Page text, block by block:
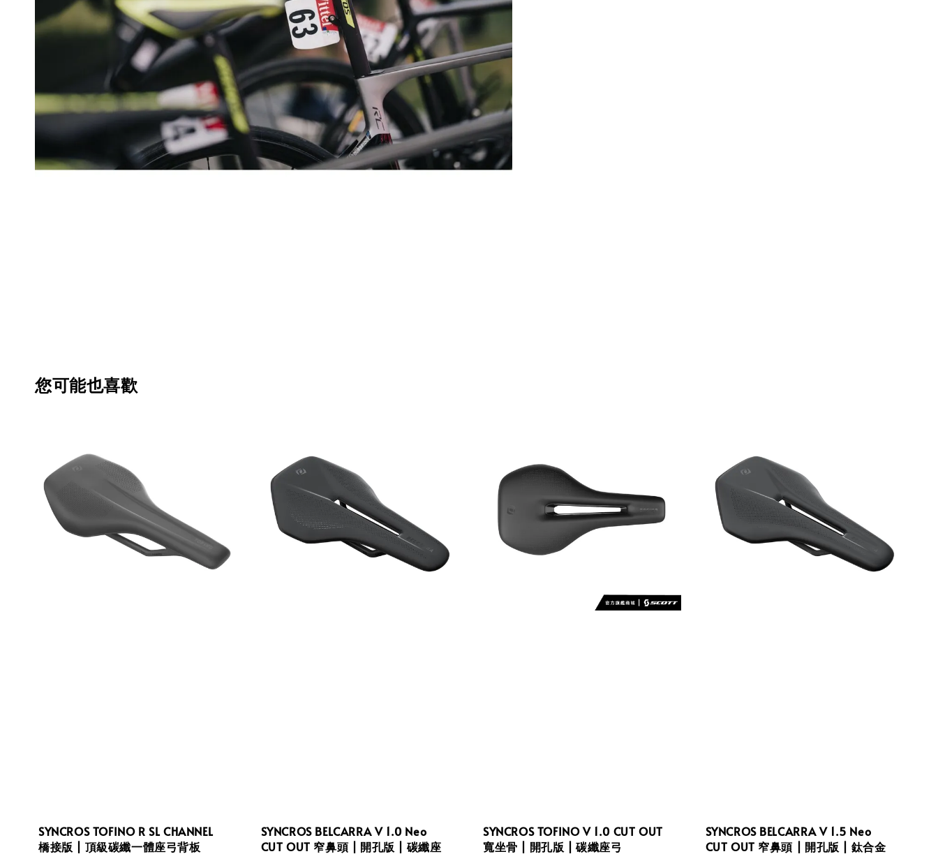
您可能也喜歡
SYNCROS TOFINO R SL CHANNEL
橋接版 | 頂級碳纖一體座弓背板
SYNCROS BELCARRA V 1.0 Neo
CUT OUT 窄鼻頭 | 開孔版 | 碳纖座
SYNCROS TOFINO V 1.0 CUT OUT
寬坐骨 | 開孔版 | 碳纖座弓
SYNCROS BELCARRA V 1.5 Neo
CUT OUT 窄鼻頭 | 開孔版 | 鈦合金